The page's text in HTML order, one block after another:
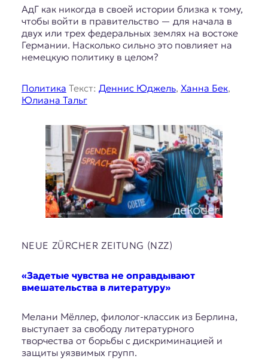
АдГ как никогда в своей истории близка к тому,
чтобы войти в правительство — для начала в
двух или трех федеральных землях на востоке
Германии. Насколько сильно это повлияет на
немецкую политику в целом?
Политика Текст: Деннис Юджель, Ханна Бек,
Юлиана Тальг
NEUE ZÜRCHER ZEITUNG (NZZ)
«Задетые чувства не оправдывают
вмешательства в литературу»
Мелани Мёллер, филолог-классик из Берлина,
выступает за свободу литературного
творчества от борьбы с дискриминацией и
защиты уязвимых групп.